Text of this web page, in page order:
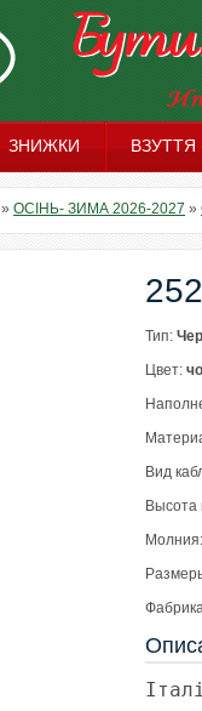
ЗНИЖКИ ВЗУТТЯ
» ОСІНЬ- ЗИМА 2026-2027 »
Тип:
Цвет:
Вид
Высота
Молния: